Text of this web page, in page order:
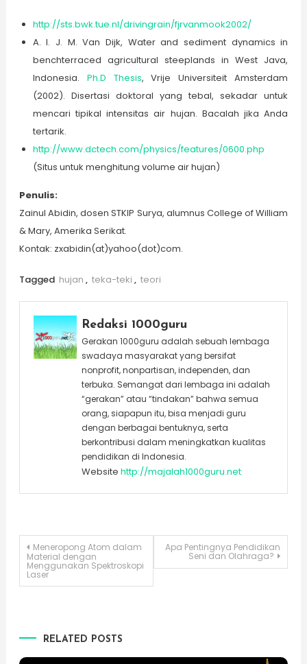
http://sts.bwk.tue.nl/drivingrain/fjrvanmook2002/
A. I. J. M. Van Dijk, Water and sediment dynamics in
benchterraced agricultural steeplands in West Java,
Indonesia. Ph.D Thesis, Vrije Universiteit Amsterdam
(2002). Disertasi doktoral yang tebal, sekadar untuk
mencari tipikal intensitas air hujan. Bacalah jika Anda
tertarik.
http://www.dctech.com/physics/features/0600.php
(Situs untuk menghitung volume air hujan)
Penulis:
Zainul Abidin, dosen STKIP Surya, alumnus College of William
& Mary, Amerika Serikat.
Kontak: zxabidin(at)yahoo(dot)com.
Tagged hujan , teka-teki , teori
Redaksi 1000guru
Gerakan 1000guru adalah sebuah lembaga
swadaya masyarakat yang bersifat
nonprofit, nonpartisan, independen, dan
terbuka. Semangat dari lembaga ini adalah
“gerakan” atau “tindakan” bahwa semua
orang, siapapun itu, bisa menjadi guru
dengan berbagai bentuknya, serta
berkontribusi dalam meningkatkan kualitas
pendidikan di Indonesia.
Website http://majalah1000guru.net
Post
navigation
Meneropong Atom dalam
Material dengan
Menggunakan Spektroskopi
Laser
Apa Pentingnya Pendidikan
Seni dan Olahraga?
RELATED POSTS